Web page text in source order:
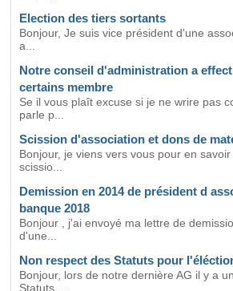
Election des tiers sortants
Bonjour, Je suis vice président d'une
a...
Notre conseil d'administration a
certains membre
Se il vous plaît excuse si je ne wrire pas
parle p...
Scission d'association et dons de
Bonjour, je viens vers vous pour en
scissio...
Demission en 2014 de président d
banque 2018
Bonjour , j'ai envoyé ma lettre de
d'une...
Non respect des Statuts pour
Bonjour, lors de notre dernière AG il y a
Statuts....